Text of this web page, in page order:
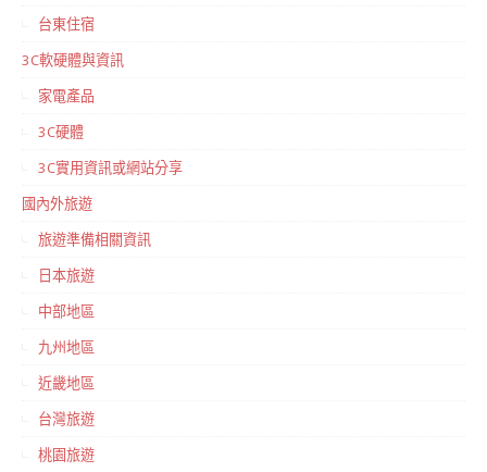
台東住宿
3C軟硬體與資訊
家電產品
3C硬體
3C實用資訊或網站分享
國內外旅遊
旅遊準備相關資訊
日本旅遊
中部地區
九州地區
近畿地區
台灣旅遊
桃園旅遊